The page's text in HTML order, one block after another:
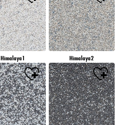
Himalaya1 Himalaya2